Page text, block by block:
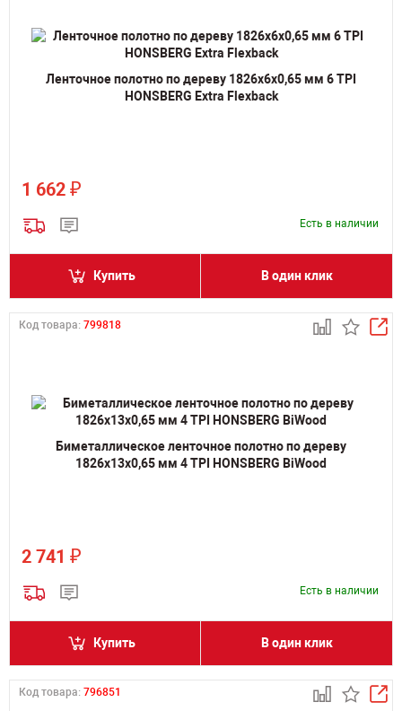
Ленточное полотно по дереву 1826х6х0,65 мм 6 TPI
HONSBERG Extra Flexback
1 662 ₽
Есть в наличии
Купить В один клик
Код товара: 799818
Биметаллическое ленточное полотно по дереву
1826х13х0,65 мм 4 TPI HONSBERG BiWood
2 741 ₽
Есть в наличии
Купить В один клик
Код товара: 796851